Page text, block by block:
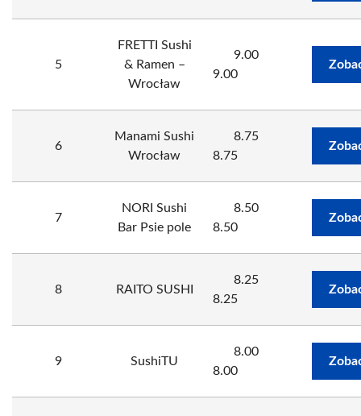
5
FRETTI Sushi
& Ramen –
Wrocław
9.00
9.00
6
Manami Sushi
Wrocław
8.75
8.75
7
NORI Sushi
Bar Psie pole
8.50
8.50
8 RAITO SUSHI
8.25
8.25
9 SushiTU
8.00
8.00